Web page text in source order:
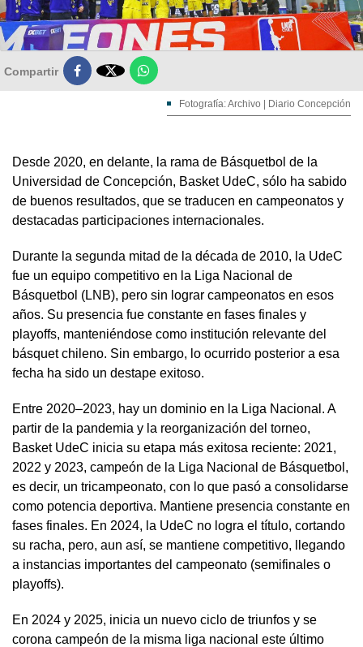
Compartir 
Fotografía: Archivo | Diario Concepción
Desde 2020, en delante, la rama de Básquetbol de la
Universidad de Concepción, Basket UdeC, sólo ha sabido
de buenos resultados, que se traducen en campeonatos y
destacadas participaciones internacionales.
Durante la segunda mitad de la década de 2010, la UdeC
fue un equipo competitivo en la Liga Nacional de
Básquetbol (LNB), pero sin lograr campeonatos en esos
años. Su presencia fue constante en fases finales y
playoffs, manteniéndose como institución relevante del
básquet chileno. Sin embargo, lo ocurrido posterior a esa
fecha ha sido un destape exitoso.
Entre 2020–2023, hay un dominio en la Liga Nacional. A
partir de la pandemia y la reorganización del torneo,
Basket UdeC inicia su etapa más exitosa reciente: 2021,
2022 y 2023, campeón de la Liga Nacional de Básquetbol,
es decir, un tricampeonato, con lo que pasó a consolidarse
como potencia deportiva. Mantiene presencia constante en
fases finales. En 2024, la UdeC no logra el título, cortando
su racha, pero, aun así, se mantiene competitivo, llegando
a instancias importantes del campeonato (semifinales o
playoffs).
En 2024 y 2025, inicia un nuevo ciclo de triunfos y se
corona campeón de la misma liga nacional este último